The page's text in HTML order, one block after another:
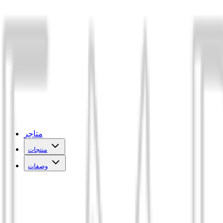
متاجر
منتجات
وصفات